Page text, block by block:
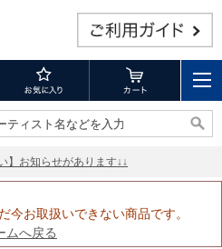
ティスト名などを入力
ティスト名などを入力
】お知らせがあります↓↓
今お取扱いできない商品です。
ムへ戻る